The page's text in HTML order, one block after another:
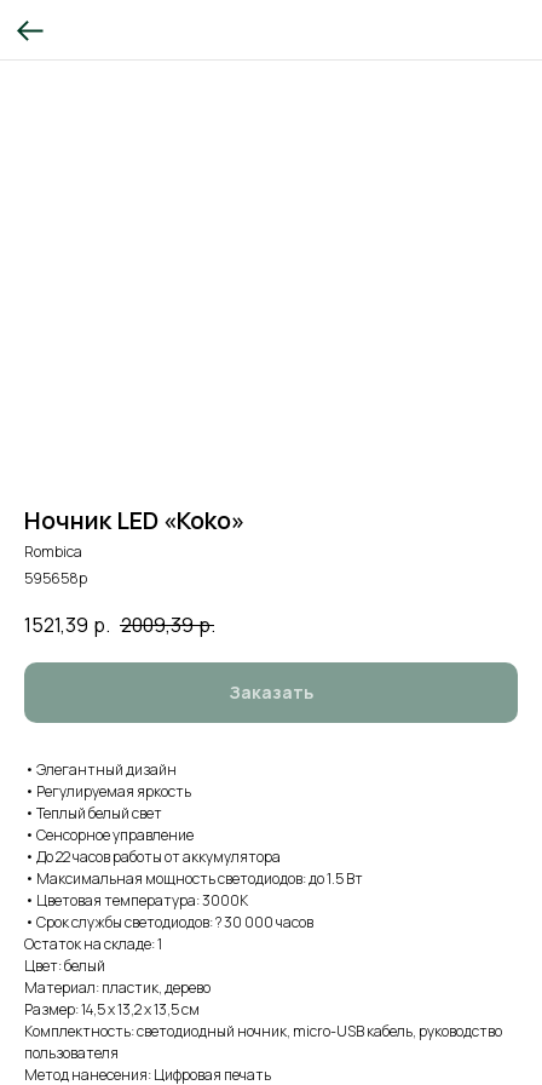
Ночник LED «Koko»
Rombica
595658p
1521,39 р. 2009,39р.
Заказать
• Элегантный дизайн
• Регулируемая яркость
• Теплый белый свет
• Сенсорное управление
• До 22 часов работы от аккумулятора
• Максимальная мощность светодиодов: до 1.5 Вт
• Цветовая температура: 3000К
• Срок службы светодиодов: ? 30 000 часов
Остаток на складе: 1
Цвет: белый
Материал: пластик, дерево
Размер: 14,5 х 13,2 х 13,5 см
Комплектность: светодиодный ночник, micro-USB кабель, руководство
пользователя
Метод нанесения: Цифровая печать